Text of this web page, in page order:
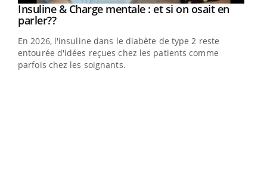
Youtube
Insuline & Charge mentale : et si on osait en
parler??Youtube
En 2026, l'insuline dans le diabète de type 2 reste
entourée d'idées reçues chez les patients comme
parfois chez les soignants.